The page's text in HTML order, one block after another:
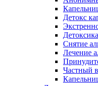
Детокс
Снятие
Лечение
Частный